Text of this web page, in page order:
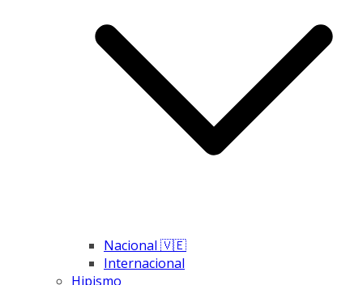
Nacional 🇻🇪
Internacional
Hipismo